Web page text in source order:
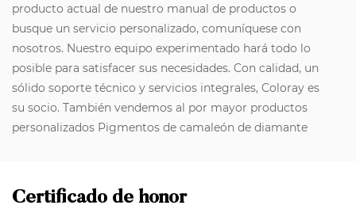
producto actual de nuestro manual de productos o
busque un servicio personalizado, comuníquese con
nosotros. Nuestro equipo experimentado hará todo lo
posible para satisfacer sus necesidades. Con calidad, un
sólido soporte técnico y servicios integrales, Coloray es
su socio. También vendemos al por mayor productos
personalizados Pigmentos de camaleón de diamante
Certificado de honor